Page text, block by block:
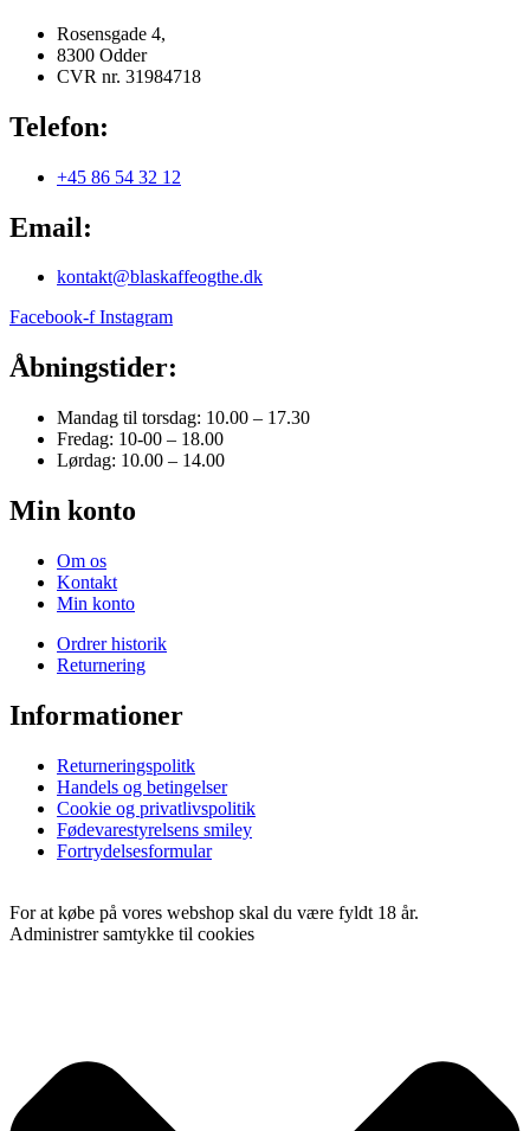
Rosensgade 4,
8300 Odder
CVR nr. 31984718
Telefon:
+45 86 54 32 12
Email:
kontakt@blaskaffeogthe.dk
Facebook-f Instagram
Åbningstider:
Mandag til torsdag: 10.00 – 17.30
Fredag: 10-00 – 18.00
Lørdag: 10.00 – 14.00
Min konto
Om os
Kontakt
Min konto
Ordrer historik
Returnering
Informationer
Returneringspolitk
Handels og betingelser
Cookie og privatlivspolitik
Fødevarestyrelsens smiley
Fortrydelsesformular
For at købe på vores webshop skal du være fyldt 18 år.
Administrer samtykke til cookies